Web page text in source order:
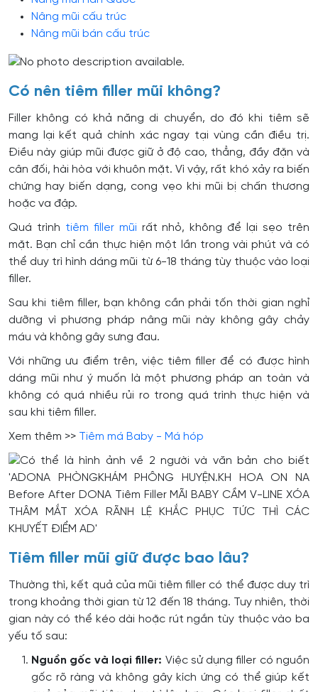
Nâng mũi cấu trúc
Nâng mũi bán cấu trúc
Có nên tiêm filler mũi không?
Filler không có khả năng di chuyển, do đó khi tiêm sẽ
mang lại kết quả chính xác ngay tại vùng cần điều trị.
Điều này giúp mũi được giữ ở độ cao, thẳng, đầy đặn và
cân đối, hài hòa với khuôn mặt. Vì vậy, rất khó xảy ra biến
chứng hay biến dạng, cong vẹo khi mũi bị chấn thương
hoặc va đập.
Quá trình tiêm filler mũi rất nhỏ, không để lại sẹo trên
mặt. Bạn chỉ cần thực hiện một lần trong vài phút và có
thể duy trì hình dáng mũi từ 6-18 tháng tùy thuộc vào loại
filler.
Sau khi tiêm filler, bạn không cần phải tốn thời gian nghỉ
dưỡng vì phương pháp nâng mũi này không gây chảy
máu và không gây sưng đau.
Với những ưu điểm trên, việc tiêm filler để có được hình
dáng mũi như ý muốn là một phương pháp an toàn và
không có quá nhiều rủi ro trong quá trình thực hiện và
sau khi tiêm filler.
Xem thêm >> Tiêm má Baby - Má hóp
Tiêm filler mũi giữ được bao lâu?
Thường thì, kết quả của mũi tiêm filler có thể được duy trì
trong khoảng thời gian từ 12 đến 18 tháng. Tuy nhiên, thời
gian này có thể kéo dài hoặc rút ngắn tùy thuộc vào ba
yếu tố sau:
Nguồn gốc và loại filler: Việc sử dụng filler có nguồn
gốc rõ ràng và không gây kích ứng có thể giúp kết